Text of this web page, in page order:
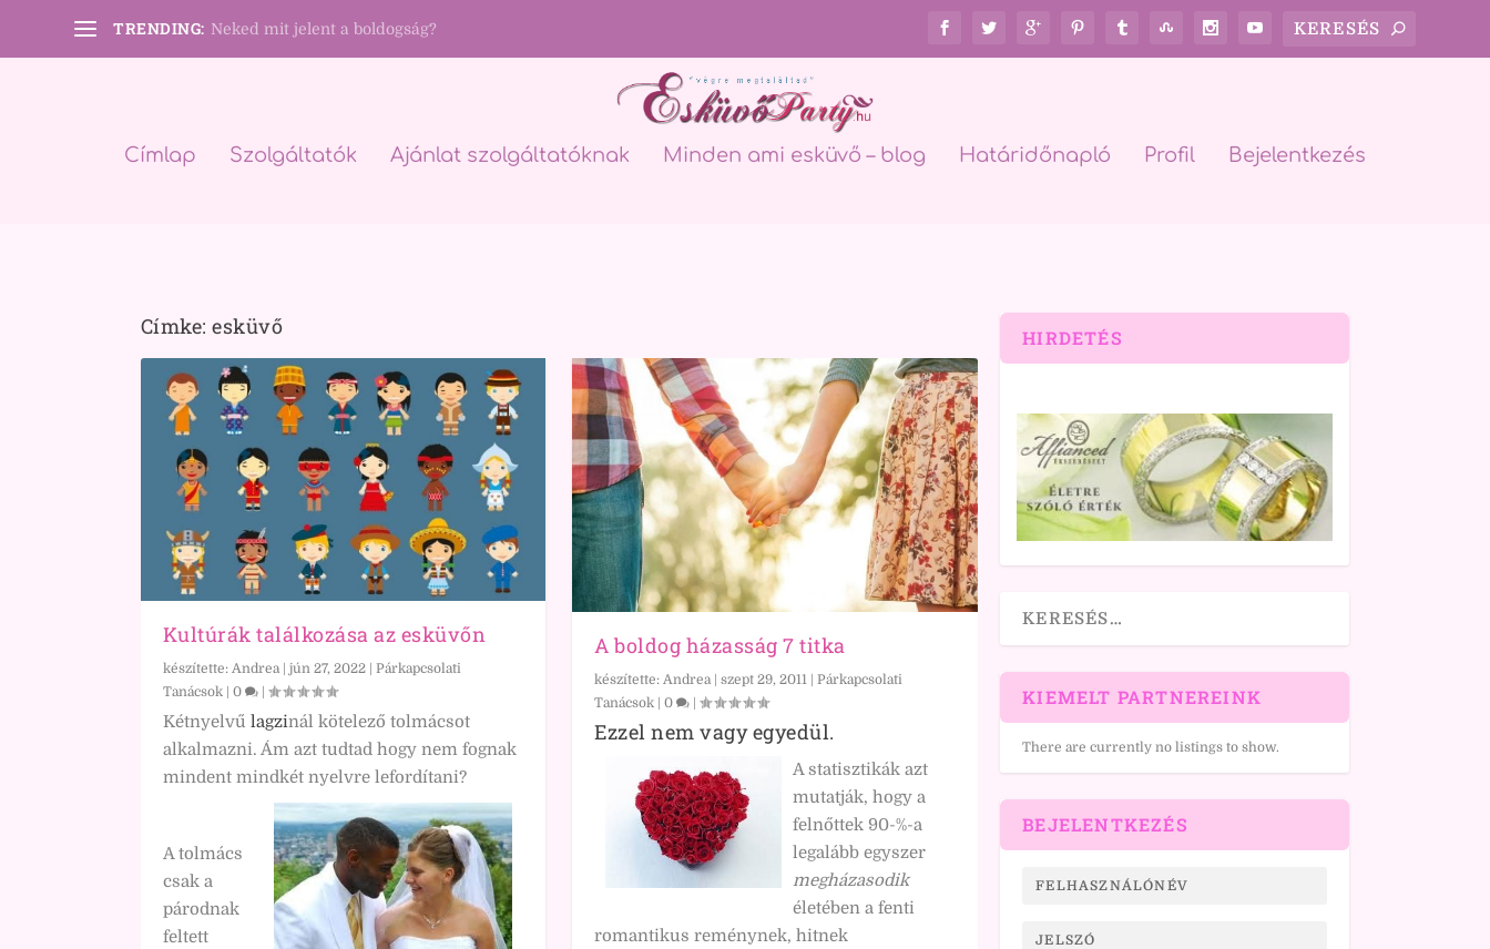
TRENDING: Neked mit jelent a boldogság?
Címlap Szolgáltatók Ajánlat szolgáltatóknak Minden ami esküvő – blog Határidőnapló Profil Bejelentkezés
Címke: esküvő
Kultúrák találkozása az esküvőn
készítette: Andrea| jún 27, 2022| Párkapcsolati
Tanácsok| 0 |
Kétnyelvű lagzinál kötelező tolmácsot
alkalmazni. Ám azt tudtad hogy nem fognak
mindent mindkét nyelvre lefordítani?
A tolmács
csak a
párodnak
feltett
A boldog házasság 7 titka
készítette: Andrea |szept 29, 2011 |Párkapcsolati
Tanácsok |0 |
Ezzel nem vagy egyedül.
A statisztikák azt
mutatják, hogy a
felnőttek 90-%-a
legalább egyszer
megházasodik
életében a fenti
romantikus reménynek, hitnek
HIRDETÉS
KIEMELT PARTNEREINK
There are currently no listings to show.
BEJELENTKEZÉS